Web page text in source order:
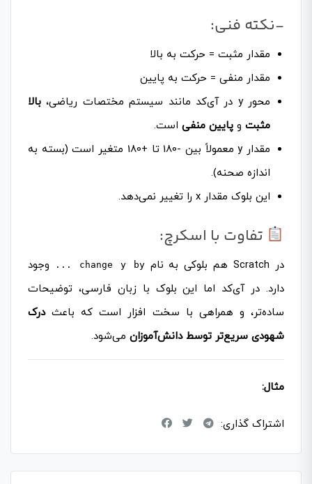
-نکته فنی:
مقدار مثبت = حرکت به بالا
مقدار منفی = حرکت به پایین
محور y در آی‌کد مانند سیستم مختصات ریاضی،
بالا
مثبت و پایین منفی است.
مقدار y معمولاً بین -180 تا +180 متغیر است (بسته به
اندازه صحنه).
این بلوک مقدار x را تغییر نمی‌دهد.
تفاوت با اسکرچ:
در Scratch هم بلوکی به نام change y by ...
وجود
دارد. در آی‌کد اما این بلوک با زبان فارسی، توضیحات
ساده‌تر، و همراهی با سخت افزار است که باعثدرک
شهودی سریع‌تر توسط دانش‌آموزان می‌شود.
مثال:
اشتراک گذاری: